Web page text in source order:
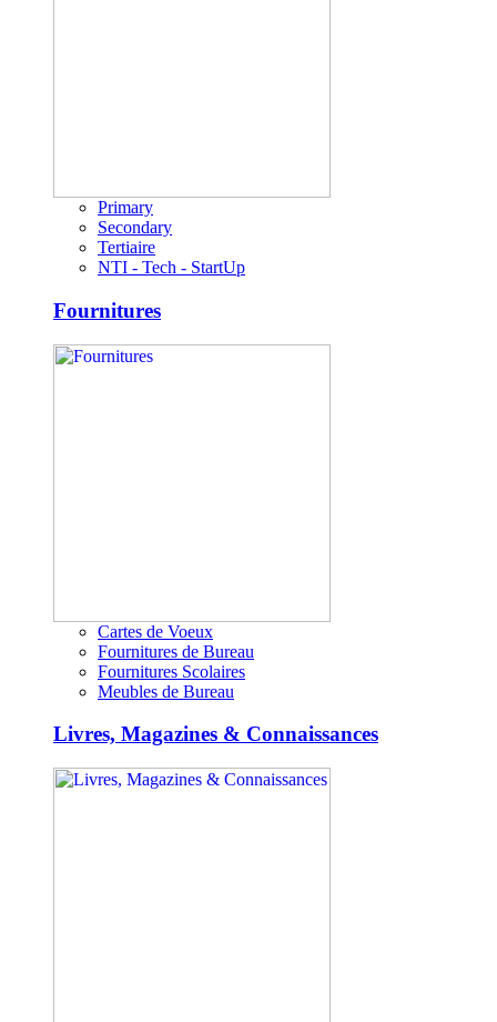
Primary
Secondary
Tertiaire
NTI - Tech - StartUp
Fournitures
Cartes de Voeux
Fournitures de Bureau
Fournitures Scolaires
Meubles de Bureau
Livres, Magazines & Connaissances